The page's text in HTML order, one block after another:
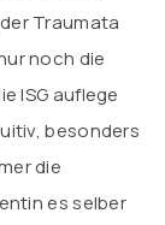
Traumata
noch die
ISG auflege
besonders
die
es selber